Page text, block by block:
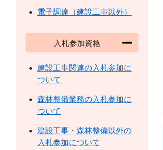
電子調達（建設工事以外）
入札参加資格
建設工事関連の入札参加に
ついて
森林整備業務の入札参加に
ついて
建設工事・森林整備以外の
入札参加について